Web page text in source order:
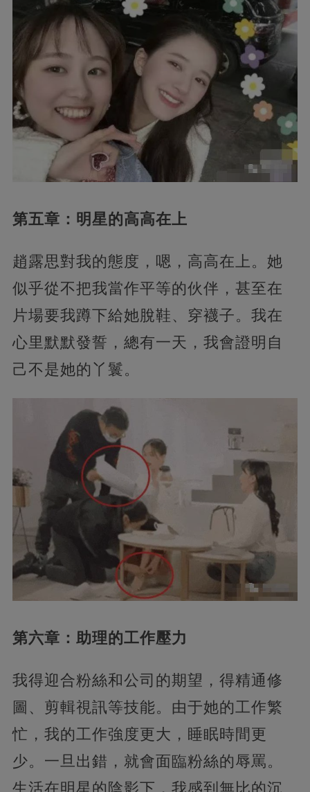
第五章：明星的高高在上
趙露思對我的態度，嗯，高高在上。她
似乎從不把我當作平等的伙伴，甚至在
片場要我蹲下給她脫鞋、穿襪子。我在
心里默默發誓，總有一天，我會證明自
己不是她的丫鬟。
第六章：助理的工作壓力
我得迎合粉絲和公司的期望，得精通修
圖、剪輯視訊等技能。由于她的工作繁
忙，我的工作強度更大，睡眠時間更
少。一旦出錯，就會面臨粉絲的辱罵。
生活在明星的陰影下，我感到無比的沉